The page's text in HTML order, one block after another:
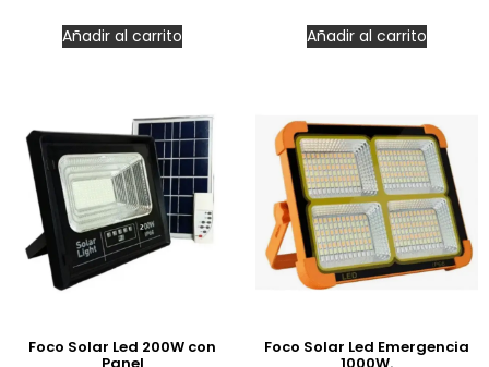
Añadir al carrito Añadir al carrito
Foco Solar Led 200W con
Panel
Foco Solar Led Emergencia
1000W.